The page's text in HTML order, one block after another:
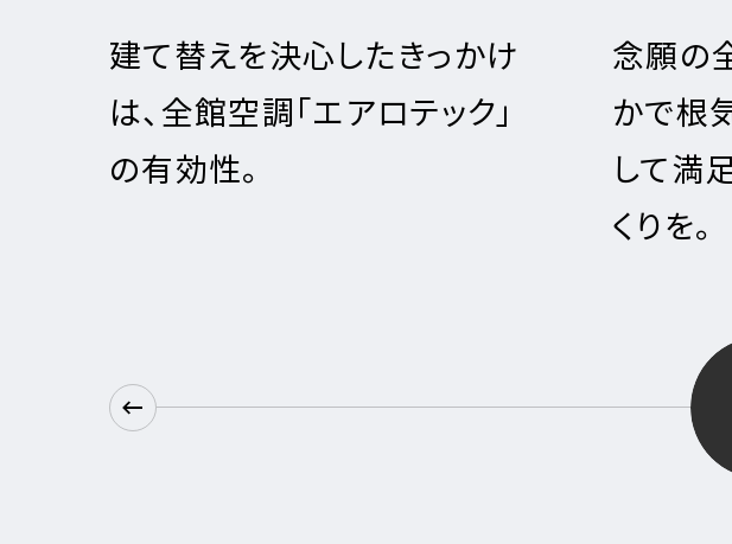
を決心したきっかけ
空調「エアロテック」
念願の全館空調と、
かで根気強い対応力
して満足のいく2度